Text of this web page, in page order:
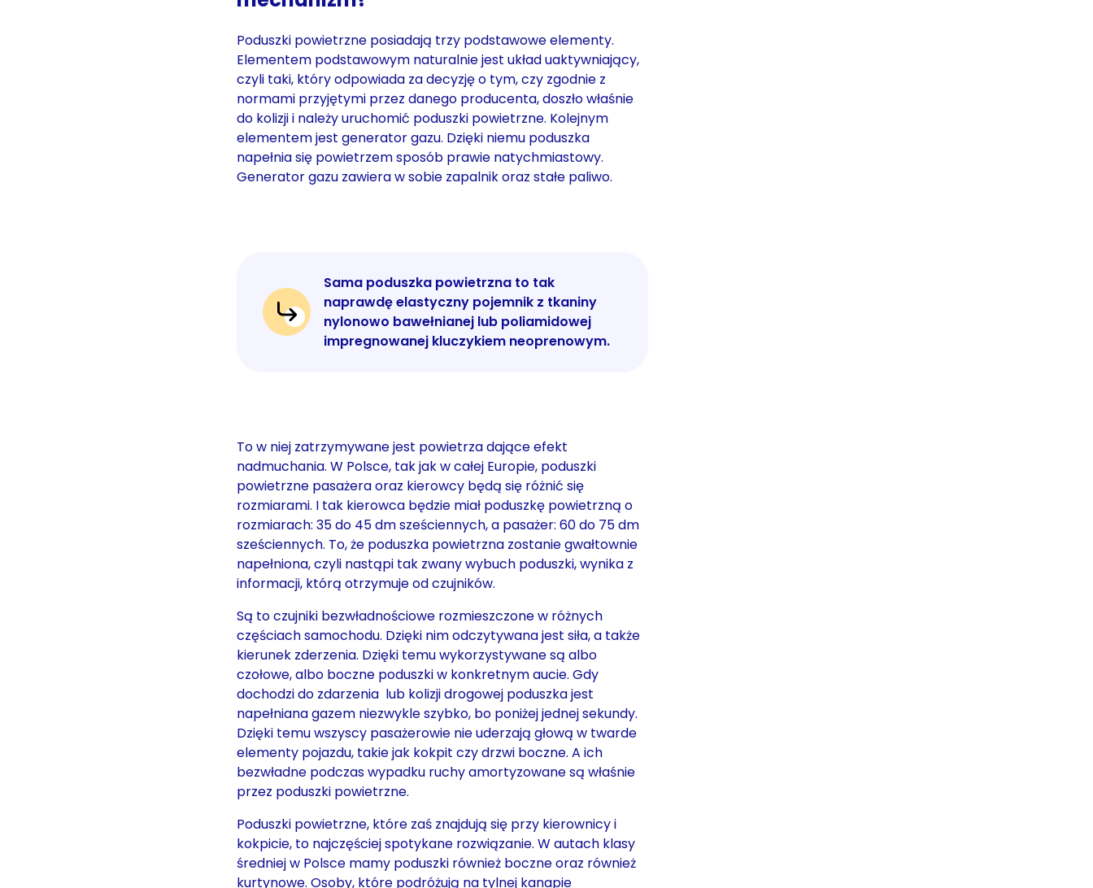
Poduszki powietrzne posiadają trzy podstawowe elementy.
Elementem podstawowym naturalnie jest układ uaktywniający,
czyli taki, który odpowiada za decyzję o tym, czy zgodnie z
normami przyjętymi przez danego producenta, doszło właśnie
do kolizji i należy uruchomić poduszki powietrzne. Kolejnym
elementem jest generator gazu. Dzięki niemu poduszka
napełnia się powietrzem sposób prawie natychmiastowy.
Generator gazu zawiera w sobie zapalnik oraz stałe paliwo.
Sama poduszka powietrzna to tak
naprawdę elastyczny pojemnik z tkaniny
nylonowo bawełnianej lub poliamidowej
impregnowanej kluczykiem neoprenowym.
To w niej zatrzymywane jest powietrza dające efekt
nadmuchania. W Polsce, tak jak w całej Europie, poduszki
powietrzne pasażera oraz kierowcy będą się różnić się
rozmiarami. I tak kierowca będzie miał poduszkę powietrzną o
rozmiarach: 35 do 45 dm sześciennych, a pasażer: 60 do 75 dm
sześciennych. To, że poduszka powietrzna zostanie gwałtownie
napełniona, czyli nastąpi tak zwany wybuch poduszki, wynika z
informacji, którą otrzymuje od czujników.
Są to czujniki bezwładnościowe rozmieszczone w różnych
częściach samochodu. Dzięki nim odczytywana jest siła, a także
kierunek zderzenia. Dzięki temu wykorzystywane są albo
czołowe, albo boczne poduszki w konkretnym aucie. Gdy
dochodzi do zdarzenia lub kolizji drogowej poduszka jest
napełniana gazem niezwykle szybko, bo poniżej jednej sekundy.
Dzięki temu wszyscy pasażerowie nie uderzają głową w twarde
elementy pojazdu, takie jak kokpit czy drzwi boczne. A ich
bezwładne podczas wypadku ruchy amortyzowane są właśnie
przez poduszki powietrzne.
Poduszki powietrzne, które zaś znajdują się przy kierownicy i
kokpicie, to najczęściej spotykane rozwiązanie. W autach klasy
średniej w Polsce mamy poduszki również boczne oraz również
kurtynowe. Osoby, które podróżują na tylnej kanapie